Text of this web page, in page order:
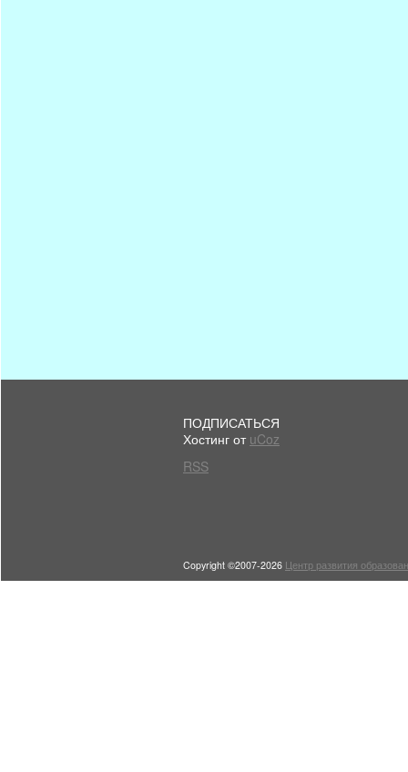
ПОДПИСАТЬСЯ
Хостинг от uCoz
RSS
Copyright ©2007-2026 Центр развития